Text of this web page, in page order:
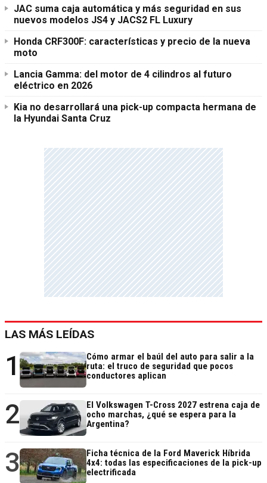
JAC suma caja automática y más seguridad en sus
nuevos modelos JS4 y JACS2 FL Luxury
Honda CRF300F: características y precio de la nueva
moto
Lancia Gamma: del motor de 4 cilindros al futuro
eléctrico en 2026
Kia no desarrollará una pick-up compacta hermana de
la Hyundai Santa Cruz
LAS MÁS LEÍDAS
1
Cómo armar el baúl del auto para salir a la
ruta: el truco de seguridad que pocos
conductores aplican
2
El Volkswagen T-Cross 2027 estrena caja de
ocho marchas, ¿qué se espera para la
Argentina?
3
Ficha técnica de la Ford Maverick Híbrida
4x4: todas las especificaciones de la pick-up
electrificada